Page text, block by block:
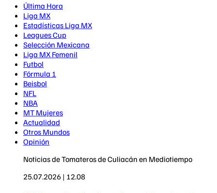
Última Hora
Liga MX
Estadísticas Liga MX
Leagues Cup
Selección Mexicana
Liga MX Femenil
Futbol
Fórmula 1
Beisbol
NFL
NBA
MT Mujeres
Actualidad
Otros Mundos
Opinión
Noticias de Tomateros de Culiacán en Mediotiempo
25.07.2026 | 12.08